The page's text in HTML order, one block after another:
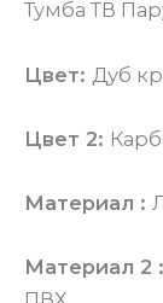
Тумба ТВ
Цвет: Дуб
Цвет 2:
Материал :
Материал 2 :